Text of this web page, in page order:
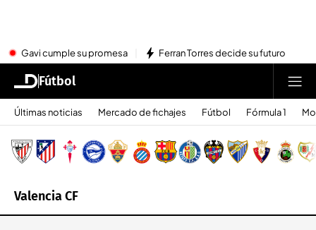
Gavi cumple su promesa Ferran Torres decide su futuro
Fútbol
Últimas noticias Mercado de fichajes Fútbol Fórmula 1
Valencia CF